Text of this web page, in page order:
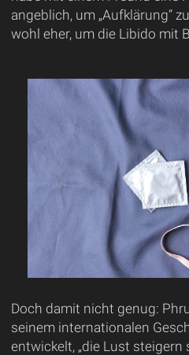
angeblich, um „Aufklärung“
wohl eher, um die Libido mit
Doch damit nicht genug:
seinem internationalen
entwickelt, „die Lust steigern